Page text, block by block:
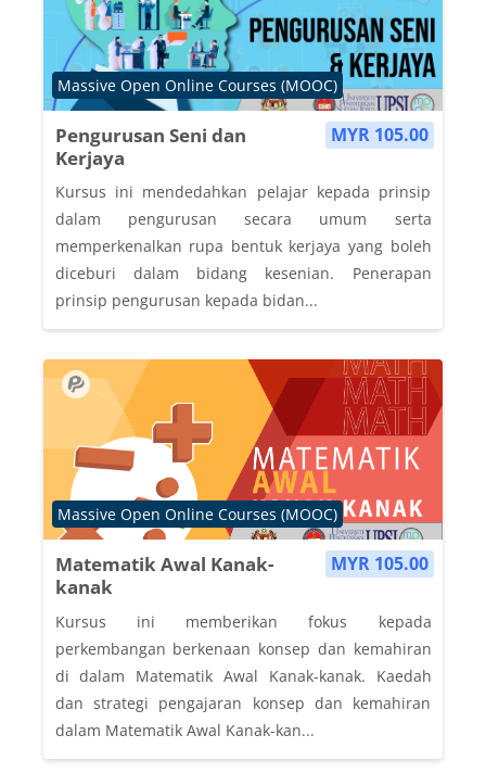
MYR 105.00
Pengurusan Seni dan
Kerjaya
Course category
Massive Open Online Courses (MOOC)
Kursus ini mendedahkan pelajar kepada prinsip
dalam pengurusan secara umum serta
memperkenalkan rupa bentuk kerjaya yang boleh
diceburi dalam bidang kesenian. Penerapan
prinsip pengurusan kepada bidan...
MYR 105.00
Matematik Awal Kanak-
kanak
Course category
Massive Open Online Courses (MOOC)
Kursus ini memberikan fokus kepada
perkembangan berkenaan konsep dan kemahiran
di dalam Matematik Awal Kanak-kanak. Kaedah
dan strategi pengajaran konsep dan kemahiran
dalam Matematik Awal Kanak-kan...